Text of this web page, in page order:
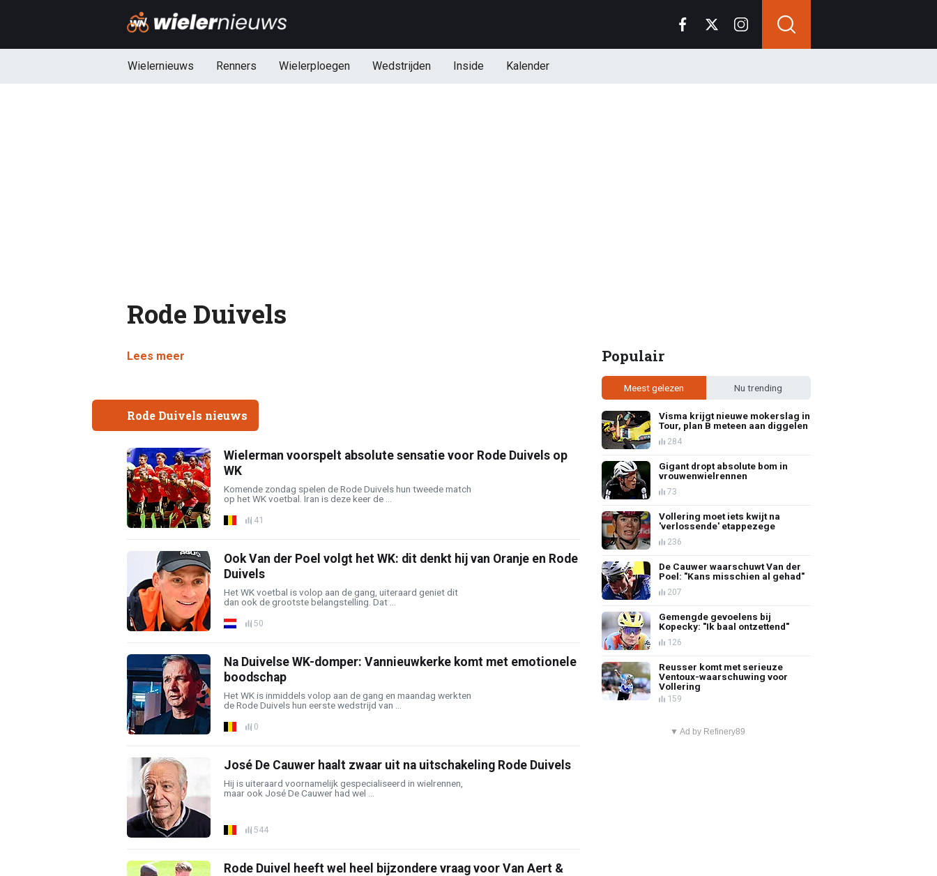
Wielernieuws Renners Wielerploegen Wedstrijden Inside Kalender
Rode Duivels
Lees meer
Rode Duivels nieuws
Wielerman voorspelt absolute sensatie voor Rode Duivels op
WK
Komende zondag spelen de Rode Duivels hun tweede match
op het WK voetbal. Iran is deze keer de ...
41
Ook Van der Poel volgt het WK: dit denkt hij van Oranje en Rode
Duivels
Het WK voetbal is volop aan de gang, uiteraard geniet dit
dan ook de grootste belangstelling. Dat ...
50
Na Duivelse WK-domper: Vannieuwkerke komt met emotionele
boodschap
Het WK is inmiddels volop aan de gang en maandag werkten
de Rode Duivels hun eerste wedstrijd van ...
0
José De Cauwer haalt zwaar uit na uitschakeling Rode Duivels
Hij is uiteraard voornamelijk gespecialiseerd in wielrennen,
maar ook José De Cauwer had wel ...
544
Rode Duivel heeft wel heel bijzondere vraag voor Van Aert &
Populair
Meest gelezen Nu trending
Visma krijgt nieuwe mokerslag in
Tour, plan B meteen aan diggelen
284
Gigant dropt absolute bom in
vrouwenwielrennen
73
Vollering moet iets kwijt na
'verlossende' etappezege
236
De Cauwer waarschuwt Van der
Poel: "Kans misschien al gehad"
207
Gemengde gevoelens bij
Kopecky: "Ik baal ontzettend"
126
Reusser komt met serieuze
Ventoux-waarschuwing voor
Vollering
159
▼ Ad by Refinery89